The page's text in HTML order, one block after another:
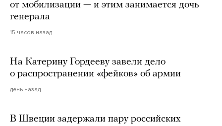
от мобилизации — и этим занимается дочь
генерала
15 часов назад
На Катерину Гордееву завели дело
о распространении «фейков» об армии
день назад
В Швеции задержали пару российских